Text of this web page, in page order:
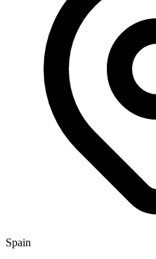
Spain